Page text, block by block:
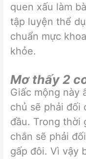
quen xấu làm
tập luyện thể
chuẩn mực
khỏe.
Mơ thấy 2
Giấc mộng này
chủ sẽ phải đối
đầu. Trong thời
chắn sẽ phải
gấp đôi. Vì vậy